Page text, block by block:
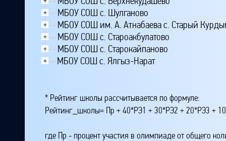
+ МБОУ СОШ с. Шулганово
+ МБОУ СОШ им. А. Атнабаева с. Старый
+ МБОУ СОШ с. Староакбулатово
+ МБОУ СОШ с. Старокайпаново
+ МБОУ СОШ с. Ялгыз-Нарат
* Рейтинг школы рассчитывается по формуле:
Рейтинг_школы= Пр + 40*РЭ1 + 30*РЭ2 + 20*РЭ3 +
где Пр - процент участия в олимпиаде от общего